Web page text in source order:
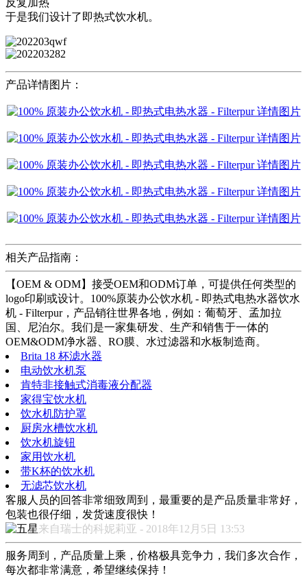
于是我们设计了即热式饮水机。
产品详情图片：
相关产品指南：
【OEM & ODM】接受OEM和ODM订单，可提供任何类型的
logo印刷或设计。100%原装办公饮水机 - 即热式电热水器饮水
机 - Filterpur，产品销往世界各地，例如：葡萄牙、孟加拉
国、尼泊尔。我们是一家集研发、生产和销售于一体的
OEM&ODM净水器、RO膜、水过滤器和水板制造商。
Brita 18 杯滤水器
电动饮水机泵
肯特非接触式消毒液分配器
家得宝饮水机
饮水机防护罩
厨房水槽饮水机
饮水机旋钮
家用饮水机
带K杯的饮水机
无滤芯饮水机
客服人员的回答非常细致周到，最重要的是产品质量非常好，
包装也很仔细，发货速度很快！
来自瑞士的科妮莉亚 - 2018年12月5日 13:53
服务周到，产品质量上乘，价格极具竞争力，我们多次合作，
每次都非常满意，希望继续保持！